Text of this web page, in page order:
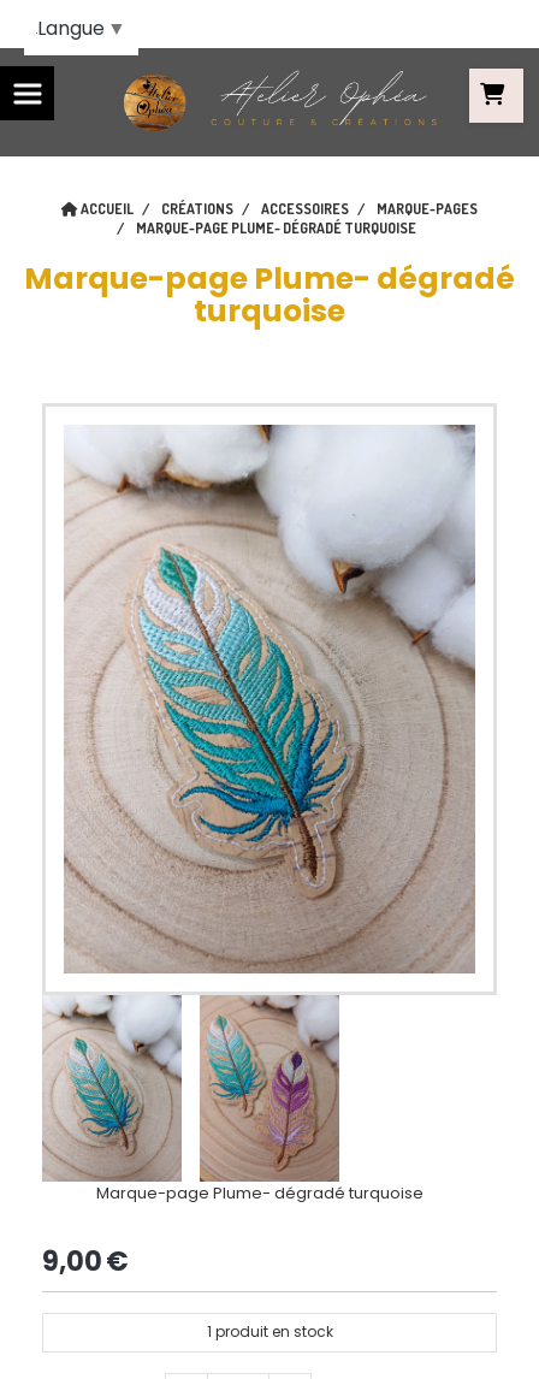
ACCUEIL CRÉATIONS ACCESSOIRES
MARQUE-PAGES
MARQUE-PAGE PLUME- DÉGRADÉ TURQUOISE
Marque-page Plume- dégradé
turquoise
Marque-page Plume- dégradé turquoise
9,00€
1 produit en stock
Langue ▼